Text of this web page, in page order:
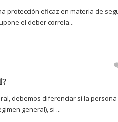
protección eficaz en materia de
el deber correla...
debemos diferenciar si la
general), si ...